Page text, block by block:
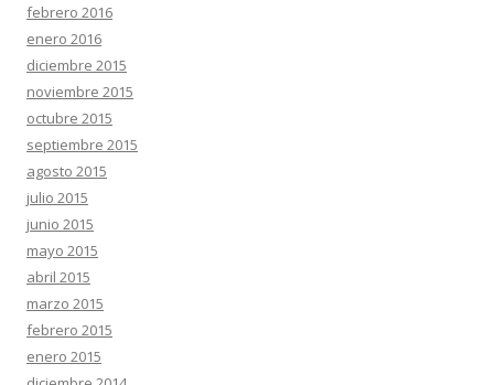
febrero 2016
enero 2016
diciembre 2015
noviembre 2015
octubre 2015
septiembre 2015
agosto 2015
julio 2015
junio 2015
mayo 2015
abril 2015
marzo 2015
febrero 2015
enero 2015